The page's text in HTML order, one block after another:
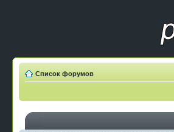
Список форумов